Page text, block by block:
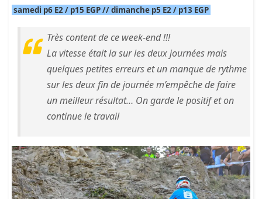
samedi p6 E2 / p15 EGP // dimanche p5 E2 / p13 EGP
Très content de ce week-end !!!
La vitesse était la sur les deux journées mais
quelques petites erreurs et un manque de rythme
sur les deux fin de journée m’empêche de faire
un meilleur résultat… On garde le positif et on
continue le travail